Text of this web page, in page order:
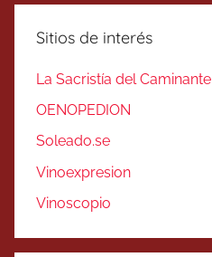
Sitios de interés
La Sacristía del Caminante
OENOPEDION
Soleado.se
Vinoexpresion
Vinoscopio